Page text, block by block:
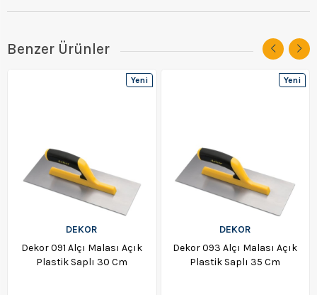
Benzer Ürünler
DEKOR
Dekor 091 Alçı Malası Açık
Plastik Saplı 30 Cm
Yeni
DEKOR
Dekor 093 Alçı Malası Açık
Plastik Saplı 35 Cm
Yeni